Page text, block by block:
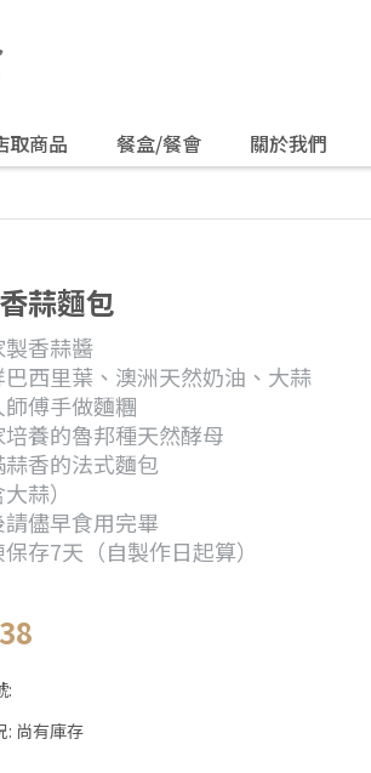
取商品 餐盒/餐會 關於我們
蒜麵包
製香蒜醬
巴西里葉、澳洲天然奶油、大蒜
師傅手做麵糰
培養的魯邦種天然酵母
蒜香的法式麵包
蒜）
請儘早食用完畢
存7天（自製作日起算）
:
: 尚有庫存